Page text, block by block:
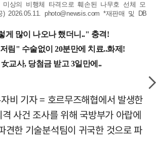
미상의 비행체 타격으로 훼손된 나무호 선체 모
2026.05.11. photo@newsis.com *재판매 및 DB
비 기자 = 호르무즈해협에서 발생한
사건 조사를 위해 국방부가 아랍에
견한 기술분석팀이 귀국한 것으로 파